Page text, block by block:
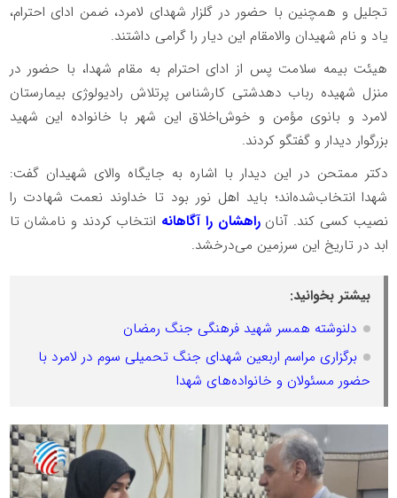
تجلیل و همچنین با حضور در گلزار شهدای لامرد، ضمن ادای احترام،
یاد و نام شهیدان والامقام این دیار را گرامی داشتند.
هیئت بیمه سلامت پس از ادای احترام به مقام شهدا، با حضور در
منزل شهیده رباب دهدشتی کارشناس پرتلاش رادیولوژی بیمارستان
لامرد و بانوی مؤمن و خوش‌اخلاق این شهر با خانواده این شهید
بزرگوار دیدار و گفتگو کردند.
دکتر ممتحن در این دیدار با اشاره به جایگاه والای شهیدان گفت:
شهدا انتخاب‌شده‌اند؛ باید اهل نور بود تا خداوند نعمت شهادت را
نصیب کسی کند. آنان راهشان را آگاهانه انتخاب کردند و نامشان تا
ابد در تاریخ این سرزمین می‌درخشد.
بیشتر بخوانید:
دلنوشته همسر شهید فرهنگی جنگ رمضان
برگزاری مراسم اربعین شهدای جنگ تحمیلی سوم در لامرد با
حضور مسئولان و خانواده‌های شهدا